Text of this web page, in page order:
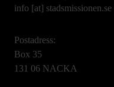
info [at] stadsmissionen.se
Postadress:
Box 35
131 06 NACKA